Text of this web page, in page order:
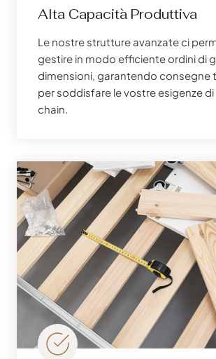
Alta Capacità Produttiva
Le nostre strutture avanzate ci
gestire in modo efficiente ordini di
dimensioni, garantendo consegne
per soddisfare le vostre esigenze
chain.